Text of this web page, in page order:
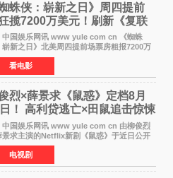
蜘蛛侠：崭新之日》周四提前
揽7200万美元！刷新《复联
保持影史纪录
娱乐网讯 www yule com cn 《蜘蛛
崭新之日》北美周四提前场票房粗报7200万
，创下影史单片北美提前场票房新纪录——
该纪录由《复仇者联盟4：终局之战》的6000
元保持，本
看电影
烈×薛景求《鼠惑》定档8月
！ 高利贷逃亡×田鼠追击惊悚
娱乐网讯 www yule com cn 由柳俊烈
景求主演的Netflix新剧《鼠惑》于近日公开
报，正式定档8月28日上线。 海报中，柳
与薛景求背对背站立，各自朝向相反方向，
的色调与
电视剧